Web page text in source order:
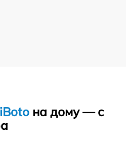
iBoto на дому — с